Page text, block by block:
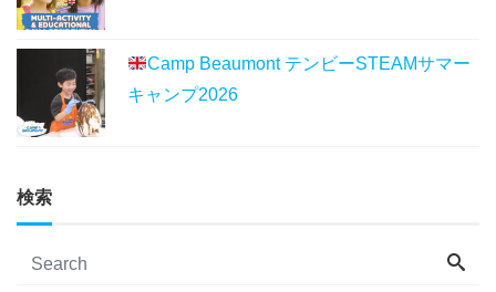
Camp Beaumont テンビーSTEAMサマー
キャンプ2026
検索